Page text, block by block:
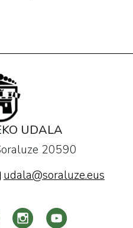
UDALA
20590
udala@soraluze.eus